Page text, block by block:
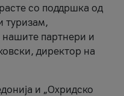
со поддршка од
туризам,
нашите партнери и
директор на
и „Охридско